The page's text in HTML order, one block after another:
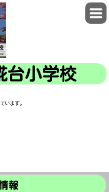
台小学校
います。
報